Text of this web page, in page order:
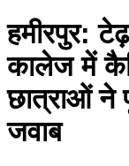
हमीरपुर:
कालेज में
छात्राओं ने
जवाब